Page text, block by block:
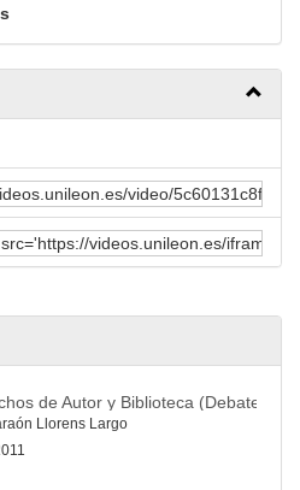
de Autor y Biblioteca (Debate)
Llorens Largo